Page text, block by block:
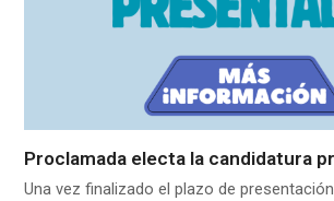
Proclamada electa la candidatura
Una vez finalizado el plazo de